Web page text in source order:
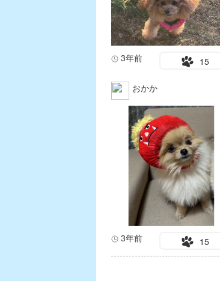
3年前 15
おかか
3年前 15